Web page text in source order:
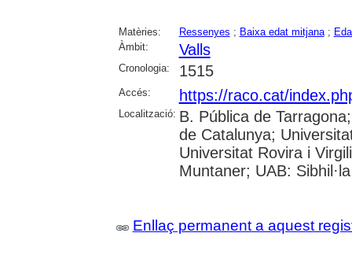
Matèries: Ressenyes ; Baixa edat mitjana;
Àmbit:
Valls
Cronologia: 1515
Accés: https://raco.cat/
Localització: B. Pública de
de Catalunya;
Universitat Rovira i
Muntaner; UAB: Sibhil·la
Enllaç permanent a aquest